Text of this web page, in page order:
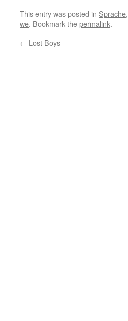
This entry was posted in Sprache,
we. Bookmark thepermalink.
← Lost Boys